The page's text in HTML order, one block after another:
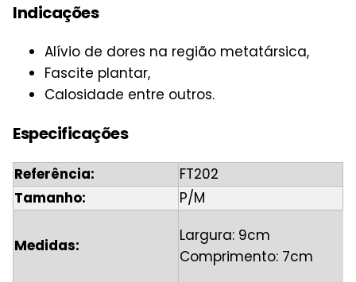
Indicações
Alívio de dores na região metatársica,
Fascite plantar,
Calosidade entre outros.
Especificações
Referência:
FT202
Tamanho:
P/M
Medidas:
Largura: 9cm
Comprimento: 7cm